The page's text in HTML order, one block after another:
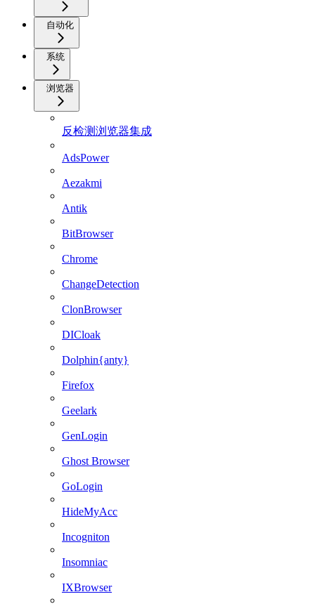
自动化
系统
浏览器
反检测浏览器集成
AdsPower
Aezakmi
Antik
BitBrowser
Chrome
ChangeDetection
ClonBrowser
DICloak
Dolphin{anty}
Firefox
Geelark
GenLogin
Ghost Browser
GoLogin
HideMyAcc
Incogniton
Insomniac
IXBrowser